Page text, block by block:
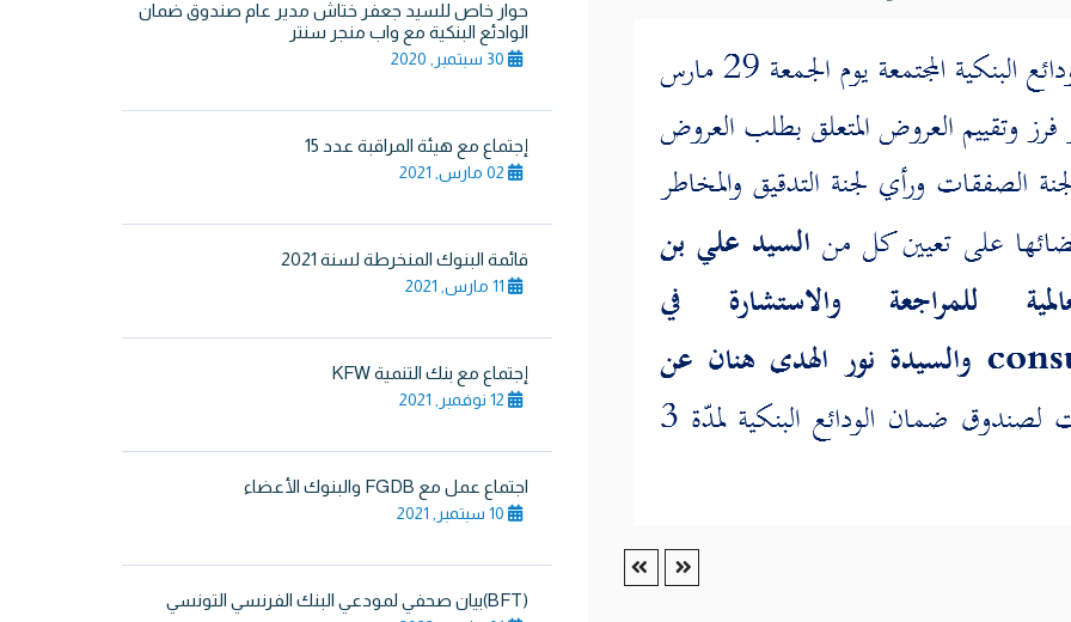
حوار خاص للسيد جعفر ختاش مدير عام صندوق ضمان
الوادئع البنكية مع واب منجر سنتر
إجتماع مع هيئة المراقبة عدد 15
قائمة البنوك المنخرطة لسنة 2021
إجتماع مع بنك التنمية KFW
اجتماع عمل مع FGDB والبنوك الأعضاء
(BFT)بيان صحفي لمودعي البنك الفرنسي التونسي